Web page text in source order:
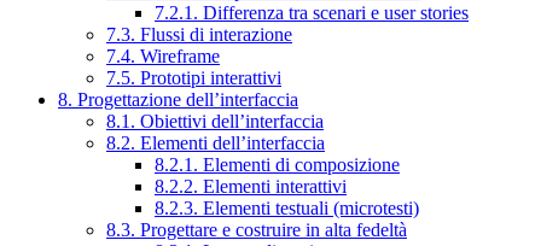
7.2.1. Differenza tra scenari e user stories
7.3. Flussi di interazione
7.4. Wireframe
7.5. Prototipi interattivi
8. Progettazione dell’interfaccia
8.1. Obiettivi dell’interfaccia
8.2. Elementi dell’interfaccia
8.2.1. Elementi di composizione
8.2.2. Elementi interattivi
8.2.3. Elementi testuali (microtesti)
8.3. Progettare e costruire in alta fedeltà